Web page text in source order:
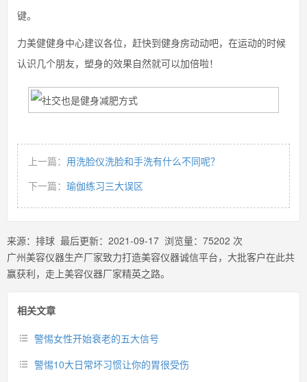
键。
力美健健身中心建议各位，赶快到健身房动动吧，在运动的时候
认识几个朋友，塑身的效果自然就可以加倍啦！
上一篇： 用洗脸仪洗脸和手洗有什么不同呢？
下一篇： 瑜伽练习三大误区
来源： 排球 最后更新： 2021-09-17 浏览量： 75202 次
广州美容仪器生产厂家致力打造美容仪器诚信平台，大批客户在此共
赢获利，走上美容仪器厂家精英之路。
相关文章
警惕女性开始衰老的五大信号
警惕10大日常坏习惯让你的胃很受伤